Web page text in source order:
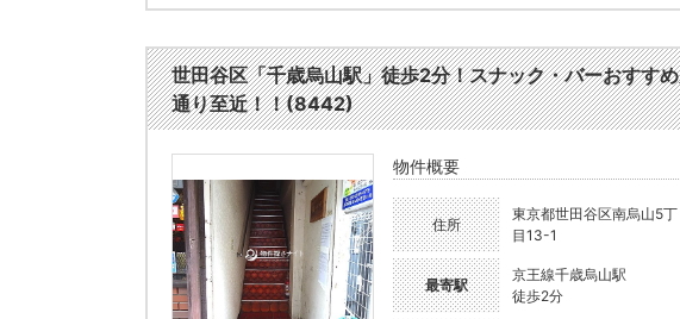
世田谷区「千歳烏山駅」徒歩2分！スナック・バーおすす
通り至近！！(8442)
物件概要
住所
東京都世田谷区南烏山5丁
目13-1
最寄駅
京王線千歳烏山駅
徒歩2分